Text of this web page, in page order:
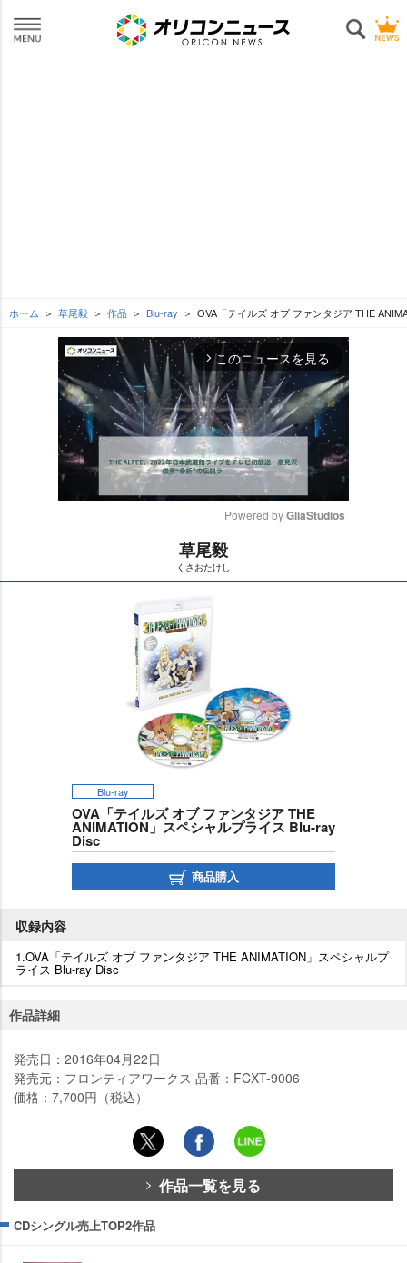
ホーム 草尾毅 作品 Blu-ray OVA「テイルズ オブ ファンタジア THE
arrow_forward_ios このニュースを見る
t
Powered by GliaStudios
草尾毅
くさおたけし
Blu-ray
OVA「テイルズ オブ ファンタジア THE
ANIMATION」スペシャルプライス Blu-ray
Disc
商品購入
収録内容
1.OVA「テイルズ オブ ファンタジア THE ANIMATION」スペシャルプ
ライス Blu-ray Disc
作品詳細
発売日：2016年04月22日
発売元：フロンティアワークス 品番：FCXT-9006
価格：7,700円（税込）
作品一覧を見る
CDシングル売上TOP2作品